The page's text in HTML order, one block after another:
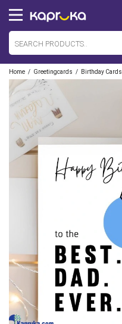
Home / Greetingcards / Birthday Cards